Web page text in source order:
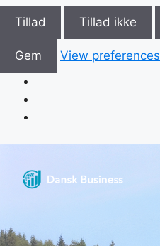
Tillad Tillad ikke
Gem View preferences